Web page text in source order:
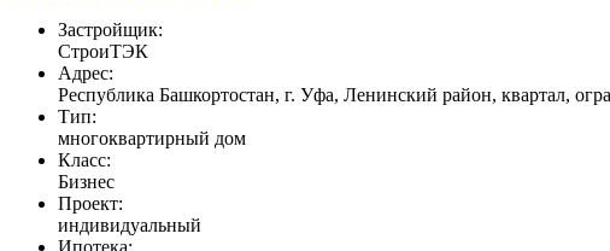
Застройщик:
СтроиТЭК
Адрес:
Республика Башкортостан, г. Уфа, Ленинский район, квартал,
Тип:
многоквартирный дом
Класс:
Бизнес
Проект:
индивидуальный
Ипотека: